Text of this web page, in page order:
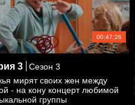
00:47:26
3
Сезон 3
мирят своих жен между
- на кону концерт любимой
группы